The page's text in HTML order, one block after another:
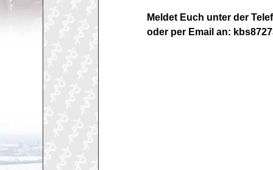
Meldet Euch unter der
oder per Email an: